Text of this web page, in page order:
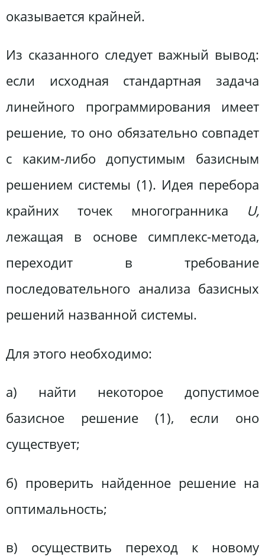
оказывается крайней.
Из сказанного следует важный вывод:
если исходная стандартная задача
линейного программирования имеет
решение, то оно обязательно совпадет
с каким-либо допустимым базисным
решением системы (1). Идея перебора
крайних точек многогранника U,
лежащая в основе симплекс-метода,
переходит в требование
последовательного анализа базисных
решений названной системы.
Для этого необходимо:
а) найти некоторое допустимое
базисное решение (1), если оно
существует;
б) проверить найденное решение на
оптимальность;
в) осуществить переход к новому